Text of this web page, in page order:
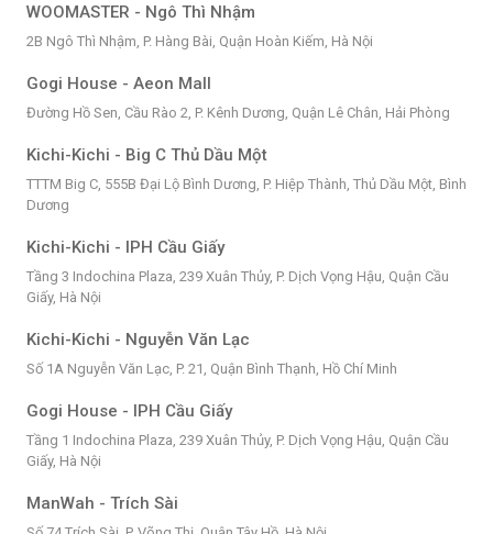
WOOMASTER - Ngô Thì Nhậm
2B Ngô Thì Nhậm, P. Hàng Bài, Quận Hoàn Kiếm, Hà Nội
Gogi House - Aeon Mall
Đường Hồ Sen, Cầu Rào 2, P. Kênh Dương, Quận Lê Chân, Hải Phòng
Kichi-Kichi - Big C Thủ Dầu Một
TTTM Big C, 555B Đại Lộ Bình Dương, P. Hiệp Thành, Thủ Dầu Một, Bình
Dương
Kichi-Kichi - IPH Cầu Giấy
Tầng 3 Indochina Plaza, 239 Xuân Thủy, P. Dịch Vọng Hậu, Quận Cầu
Giấy, Hà Nội
Kichi-Kichi - Nguyễn Văn Lạc
Số 1A Nguyễn Văn Lạc, P. 21, Quận Bình Thạnh, Hồ Chí Minh
Gogi House - IPH Cầu Giấy
Tầng 1 Indochina Plaza, 239 Xuân Thủy, P. Dịch Vọng Hậu, Quận Cầu
Giấy, Hà Nội
ManWah - Trích Sài